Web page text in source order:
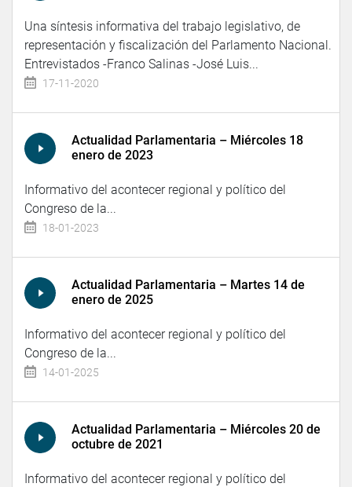
Una síntesis informativa del trabajo legislativo, de
representación y fiscalización del Parlamento Nacional.
Entrevistados -Franco Salinas -José Luis...
17-11-2020
Actualidad Parlamentaria – Miércoles 18
enero de 2023
Informativo del acontecer regional y político del
Congreso de la...
18-01-2023
Actualidad Parlamentaria – Martes 14 de
enero de 2025
Informativo del acontecer regional y político del
Congreso de la...
14-01-2025
Actualidad Parlamentaria – Miércoles 20 de
octubre de 2021
Informativo del acontecer regional y político del